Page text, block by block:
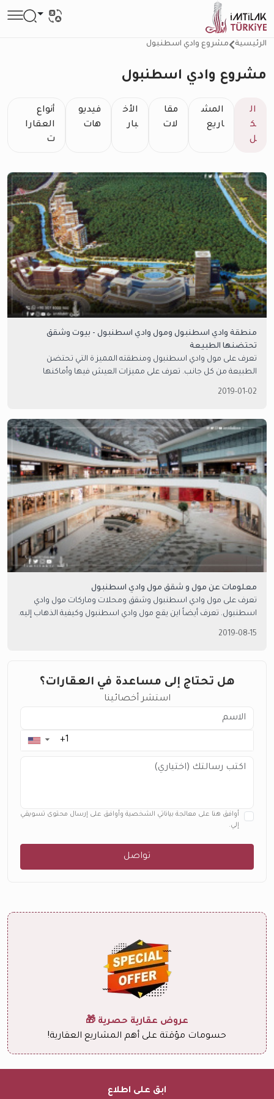
الرئيسية مشروع وادي اسطنبول
مشروع وادي اسطنبول
ال
ك
ل
المش
اريع
مقا
لات
الأخ
بار
فيديو
هات
أنواع
العقارا
ت
منطقة وادي اسطنبول ومول وادي اسطنبول - بيوت وشقق
تحتضنها الطبيعة
تعرف على مول وادي اسطنبول ومنطقته المميز ة التي تحتضن
الطبيعة من كل جانب. تعرف على مميزات العيش فيها وأماكنها
2019-01-02
معلومات عن مول و شقق مول وادي اسطنبول
تعرف على مول وادي اسطنبول وشقق ومحلات وماركات مول وادي
اسطنبول. تعرف أيضاً اين يقع مول وادي اسطنبول وكيفية الذهاب إليه.
2019-08-15
هل تحتاج إلى مساعدة في العقارات؟
استشر أخصائينا
▼
أوافق هنا على معالجة بياناتي الشخصية وأوافق على إرسال محتوى تسويقي
إلي.
تواصل
عروض عقارية حصرية 🎁
حسومات مؤقتة على أهم المشاريع العقارية!
ابق على اطلاع